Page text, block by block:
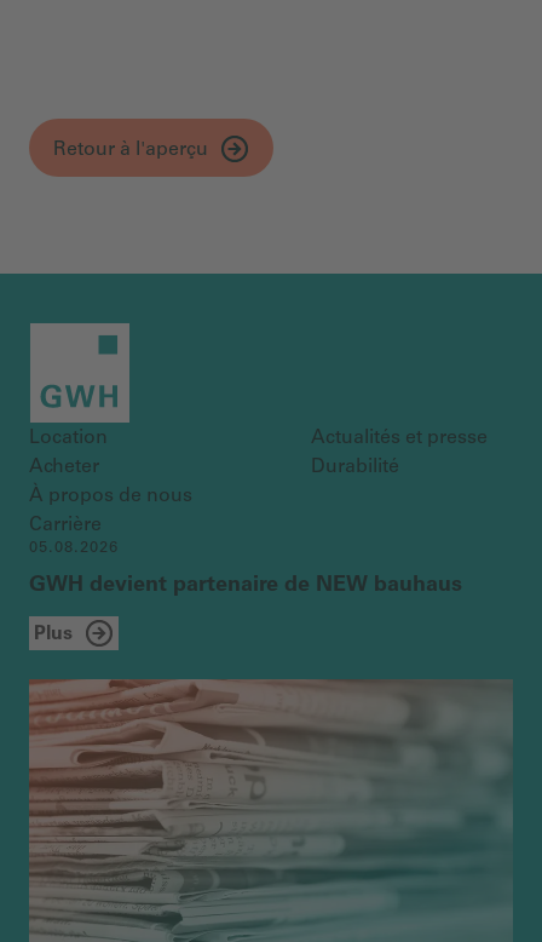
Retour à l'aperçu
Location
Acheter
Actualités et presse
Durabilité
À propos de nous
Carrière
05.08.2026
GWH devient partenaire de NEW bauhaus
Plus